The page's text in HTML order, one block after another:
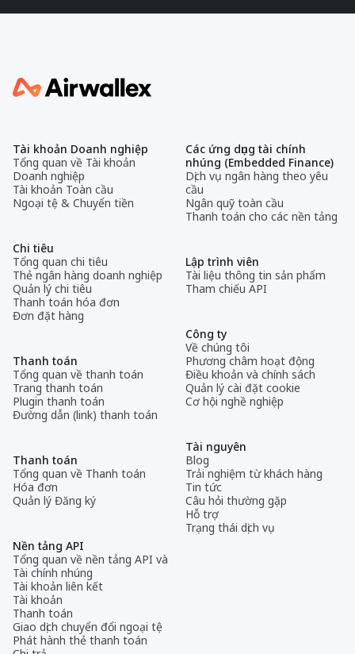
Tài khoản Doanh nghiệp
Tổng quan về Tài khoản
Doanh nghiệp
Tài khoản Toàn cầu
Ngoại tệ & Chuyển tiền
Chi tiêu
Tổng quan chi tiêu
Thẻ ngân hàng doanh nghiệp
Quản lý chi tiêu
Thanh toán hóa đơn
Đơn đặt hàng
Thanh toán
Tổng quan về thanh toán
Trang thanh toán
Plugin thanh toán
Đường dẫn (link) thanh toán
Thanh toán
Tổng quan về Thanh toán
Hóa đơn
Quản lý Đăng ký
Nền tảng API
Tổng quan về nền tảng API và
Tài chính nhúng
Tài khoản liên kết
Tài khoản
Thanh toán
Giao dịch chuyển đổi ngoại tệ
Phát hành thẻ thanh toán
Các ứng dụng tài chính
nhúng (Embedded Finance)
Dịch vụ ngân hàng theo yêu
cầu
Ngân quỹ toàn cầu
Thanh toán cho các nền tảng
Lập trình viên
Tài liệu thông tin sản phẩm
Tham chiếu API
Công ty
Về chúng tôi
Phương châm hoạt động
Điều khoản và chính sách
Quản lý cài đặt cookie
Cơ hội nghề nghiệp
Tài nguyên
Blog
Trải nghiệm từ khách hàng
Tin tức
Câu hỏi thường gặp
Hỗ trợ
Trạng thái dịch vụ